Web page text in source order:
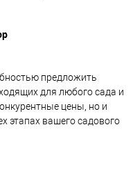
предложить
для любого сада и
цены, но и
этапах вашего садового